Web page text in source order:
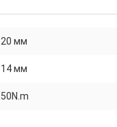
20 мм
14 мм
50N.m